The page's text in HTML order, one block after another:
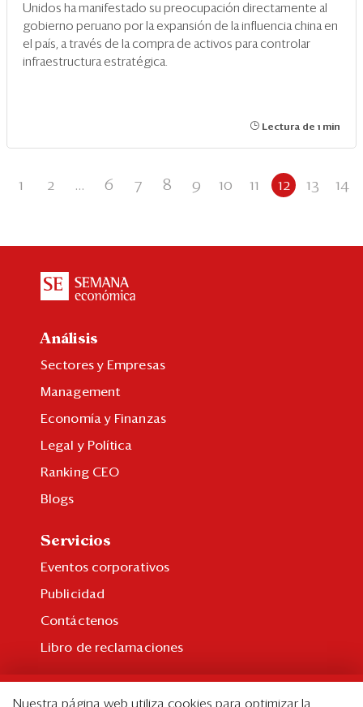
Unidos ha manifestado su preocupación directamente al
gobierno peruano por la expansión de la influencia china en
el país, a través de la compra de activos para controlar
infraestructura estratégica.
Lectura de 1 min
1 2 ... 6 7 8 9 10 11 12 13 14
Análisis
Sectores y Empresas
Management
Economía y Finanzas
Legal y Política
Ranking CEO
Blogs
Servicios
Eventos corporativos
Publicidad
Contáctenos
Libro de reclamaciones
Nuestra página web utiliza cookies para optimizar la